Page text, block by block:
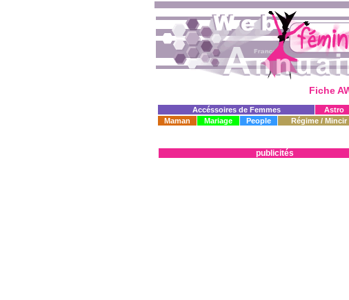
Fiche
Accéssoires de Femmes Astro
Maman
Mariage People Régime / Mincir
publicités